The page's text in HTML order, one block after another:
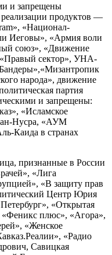
и запрещены
продуктов —
«Национал-
Иеговы», «Армия воли
союз», «Движение
сектор», УНА-
народа», движение
партия
и запрещены:
«Исламское
ан-Нусра, «АУМ
Каида в странах
признанные в России
«Лига
«В защиту прав
Центр Юрия
«Открытая
«Феникс плюс», «Агора»,
«Женское
«Радио
Савицкая